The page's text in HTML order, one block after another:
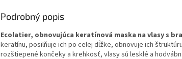
Podrobný popis
Ecolatier, obnovujúca keratínová maska na vlasy s
keratínu, posilňuje ich po celej dĺžke, obnovuje ich
rozštiepené končeky a krehkosť, vlasy sú lesklé a